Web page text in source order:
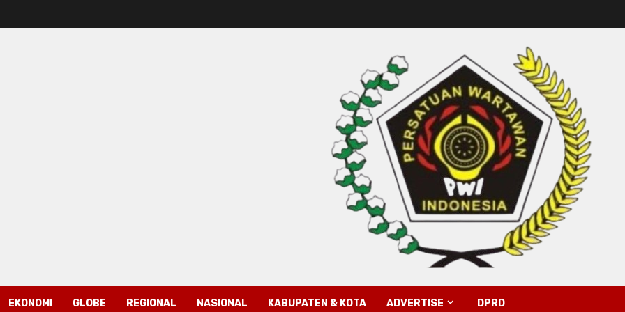
EKONOMI GLOBE REGIONAL NASIONAL KABUPATEN & KOTA ADVERTISE DPRD